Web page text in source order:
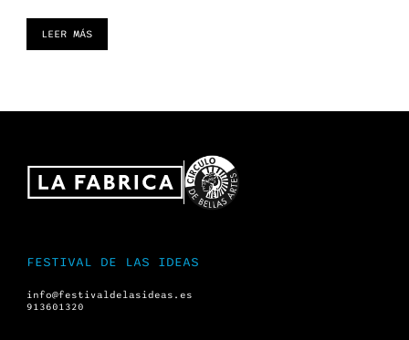
LEER MÁS
FESTIVAL DE LAS IDEAS
info@festivaldelasideas.es
913601320